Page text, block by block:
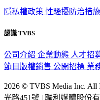
隱私權政策 性騷擾防治措施
認識 TVBS
公司介紹 企業動態 人才招
節目版權銷售 公開招標 業
2026 © TVBS Media Inc. All
光路451號 | 聯利媒體股份